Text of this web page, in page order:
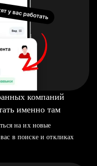
компаний
именно там
на их новые
в поиске и откликах